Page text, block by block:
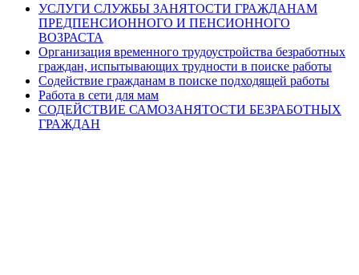
УСЛУГИ СЛУЖБЫ ЗАНЯТОСТИ ГРАЖДАНАМ
ПРЕДПЕНСИОННОГО И ПЕНСИОННОГО
ВОЗРАСТА
Организация временного трудоустройства безработных
граждан, испытывающих трудности в поиске работы
Содействие гражданам в поиске подходящей работы
Работа в сети для мам
СОДЕЙСТВИЕ САМОЗАНЯТОСТИ БЕЗРАБОТНЫХ
ГРАЖДАН